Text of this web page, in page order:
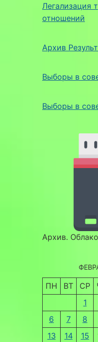
Легализация
отношений
Архив
Выборы в
Выборы в
Архив. Облако
ПН ВТ СР
1
6
7 8
13
14 15